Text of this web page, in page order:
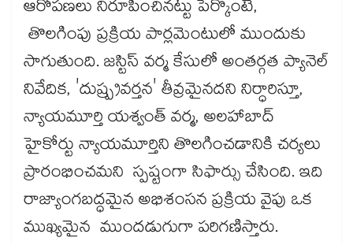
ఆరోపణలు నిరూపించినట్టు పేర్కొంటే,
తొలగింపు ప్రక్రియ పార్లమెంటులో ముందుకు
సాగుతుంది. జస్టిస్ వర్మ కేసులో అంతర్గత ప్యానెల్
నివేదిక, 'దుష్ప్రవర్తన' తీవ్రమైనదని నిర్ధారిస్తూ,
న్యాయమూర్తి యశ్వంత్ వర్మ, అలహాబాద్
హైకోర్టు న్యాయమూర్తిని తొలగించడానికి చర్యలు
ప్రారంభించమని స్పష్టంగా సిఫార్సు చేసింది. ఇది
రాజ్యాంగబద్ధమైన అభిశంసన ప్రక్రియ వైపు ఒక
ముఖ్యమైన ముందడుగుగా పరిగణిస్తారు.